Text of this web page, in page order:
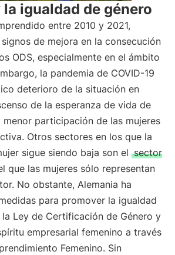
igualdad de género
entre 2010 y 2021,
de mejora en la consecución
ODS, especialmente en el ámbito
la pandemia de COVID-19
deterioro de la situación en
de la esperanza de vida de
menor participación de las mujeres
Otros sectores en los que la
sigue siendo baja son el sector
que las mujeres sólo representan
No obstante, Alemania ha
para promover la igualdad
Ley de Certificación de Género y
empresarial femenino a través
Femenino. Sin